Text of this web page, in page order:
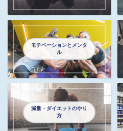
モチベーションとメンタ
ル
減量・ダイエットのやり
方